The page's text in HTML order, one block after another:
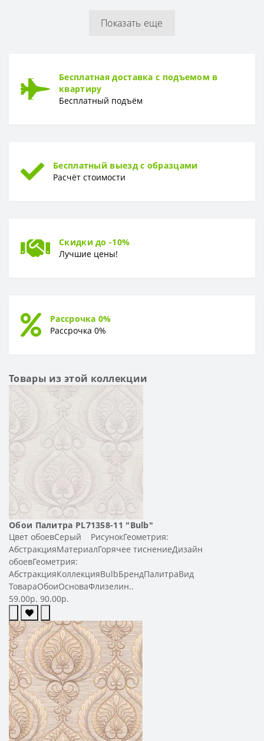
Тип Горячее тиснение
Показать еще
Бесплатная доставка с подъемом в
квартиру
Бесплатный подъём
Бесплатный выезд с образцами
Расчёт стоимости
Скидки до -10%
Лучшие цены!
Рассрочка 0%
Рассрочка 0%
Товары из этой коллекции
Обои Палитра PL71358-11 "Bulb"
Цвет обоевСерый РисунокГеометрия:
АбстракцияМатериалГорячее тиснениеДизайн
обоевГеометрия:
АбстракцияКоллекцияBulbБрендПалитраВид
ТовараОбоиОсноваФлизелин..
59.00р. 90.00р.